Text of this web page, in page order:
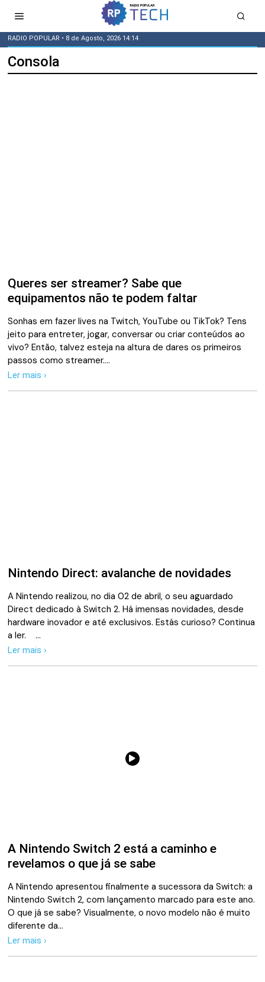
RADIO POPULAR • 8 de Agosto, 2026 14:14
Consola
Queres ser streamer? Sabe que
equipamentos não te podem faltar
Sonhas em fazer lives na Twitch, YouTube ou TikTok? Tens
jeito para entreter, jogar, conversar ou criar conteúdos ao
vivo? Então, talvez esteja na altura de dares os primeiros
passos como streamer.…
Ler mais ›
Nintendo Direct: avalanche de novidades
A Nintendo realizou, no dia 02 de abril, o seu aguardado
Direct dedicado à Switch 2. Há imensas novidades, desde
hardware inovador e até exclusivos. Estás curioso? Continua
a ler. …
Ler mais ›
A Nintendo Switch 2 está a caminho e
revelamos o que já se sabe
A Nintendo apresentou finalmente a sucessora da Switch: a
Nintendo Switch 2, com lançamento marcado para este ano.
O que já se sabe? Visualmente, o novo modelo não é muito
diferente da…
Ler mais ›